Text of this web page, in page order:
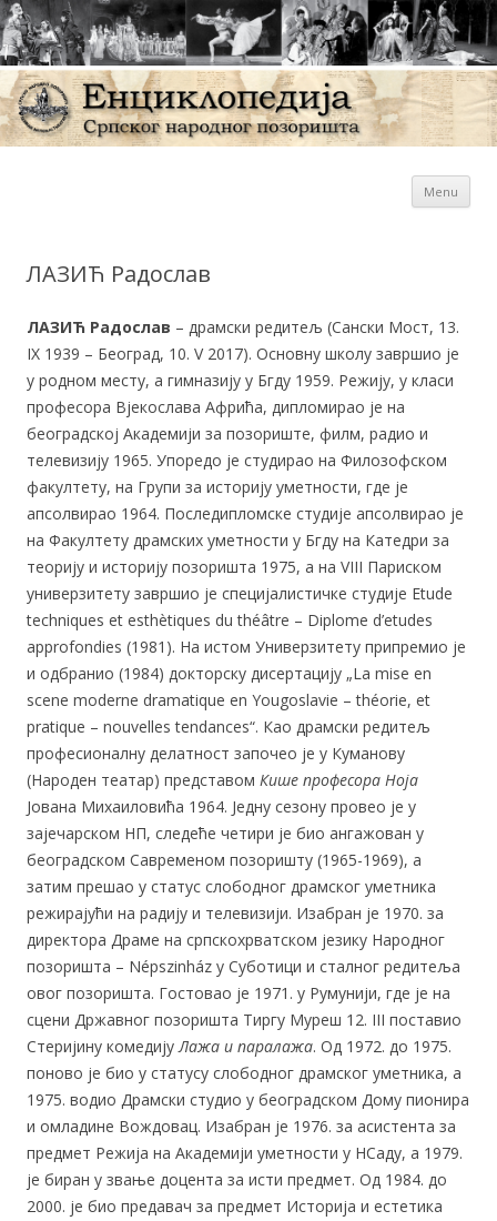
Енциклопедија СрпскогMenu
ЛАЗИЋ Радослав
ЛАЗИЋ Радослав – драмски редитељ (Сански Мост, 13.
IX 1939 – Београд, 10. V 2017). Основну школу завршио је
у родном месту, а гимназију у Бгду 1959. Режију, у класи
професора Вјекослава Афрића, дипломирао је на
београдској Академији за позориште, филм, радио и
телевизију 1965. Упоредо је студирао на Филозофском
факултету, на Групи за историју уметности, где је
апсолвирао 1964. Последипломске студије апсолвирао је
на Факултету драмских уметности у Бгду на Катедри за
теорију и историју позоришта 1975, а на VIII Париском
универзитету завршио је специјалистичке студије Etude
techniques et esthètiques du théâtre – Diplome d’etudes
approfondies (1981). На истом Универзитету припремио је
и одбранио (1984) докторску дисертацију „La mise en
scene moderne dramatique en Yougoslavie – théorie, et
pratique – nouvelles tendances“. Као драмски редитељ
професионалну делатност започео је у Куманову
(Народен театар) представом Кише професора Ноја
Јована Михаиловића 1964. Једну сезону провео је у
зајечарском НП, следеће четири је био ангажован у
београдском Савременом позоришту (1965-1969), а
затим прешао у статус слободног драмског уметника
режирајући на радију и телевизији. Изабран је 1970. за
директора Драме на српскохрватском језику Народног
позоришта – Népszinház у Суботици и сталног редитеља
овог позоришта. Гостовао је 1971. у Румунији, где је на
сцени Државног позоришта Тиргу Муреш 12. III поставио
Стеријину комедијуЛажа и паралажа. Од 1972. до 1975.
поново је био у статусу слободног драмског уметника, а
1975. водио Драмски студио у београдском Дому пионира
и омладине Вождовац. Изабран је 1976. за асистента за
предмет Режија на Академији уметности у НСаду, а 1979.
је биран у звање доцента за исти предмет. Од 1984. до
2000. је био предавач за предмет Историја и естетика